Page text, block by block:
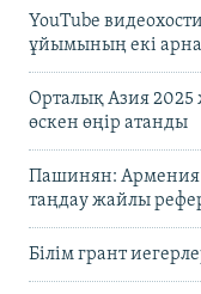
YouTube
ұйымының екі
Орталық Азия
өскен өңір атанды
Пашинян: Армения
таңдау жайлы
Білім грант